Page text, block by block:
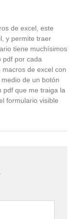
de excel, este
y permite traer
tiene muchísimos
pdf por cada
de excel con
de un botón
pdf que me traiga la
formulario visible